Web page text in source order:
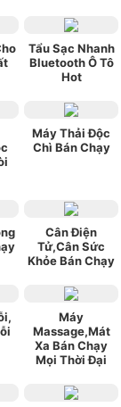
Tẩu Sạc Nhanh
Bluetooth Ô Tô
Hot
Máy Thải Độc
Chì Bán Chạy
Cân Điện
Tử,Cân Sức
Khỏe Bán Chạy
Máy
Massage,Mát
Xa Bán Chạy
Mọi Thời Đại